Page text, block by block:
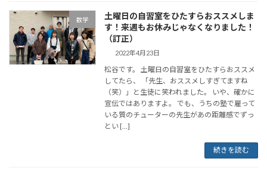
数学
土曜日の自習室をひたすらおススメしま
す！来週もお休みじゃなくなりました！
（訂正）
2022年4月23日
松谷です。 土曜日の自習室をひたすらおススメ
してたら、 「先生、おススメしすぎてますね
（笑）」と生徒に笑われました。 いや、確かに
宣伝ではありますよ。 でも、うちの塾で雇って
いる質のチューターの先生があの距離感でずっ
とい […]
続きを読む